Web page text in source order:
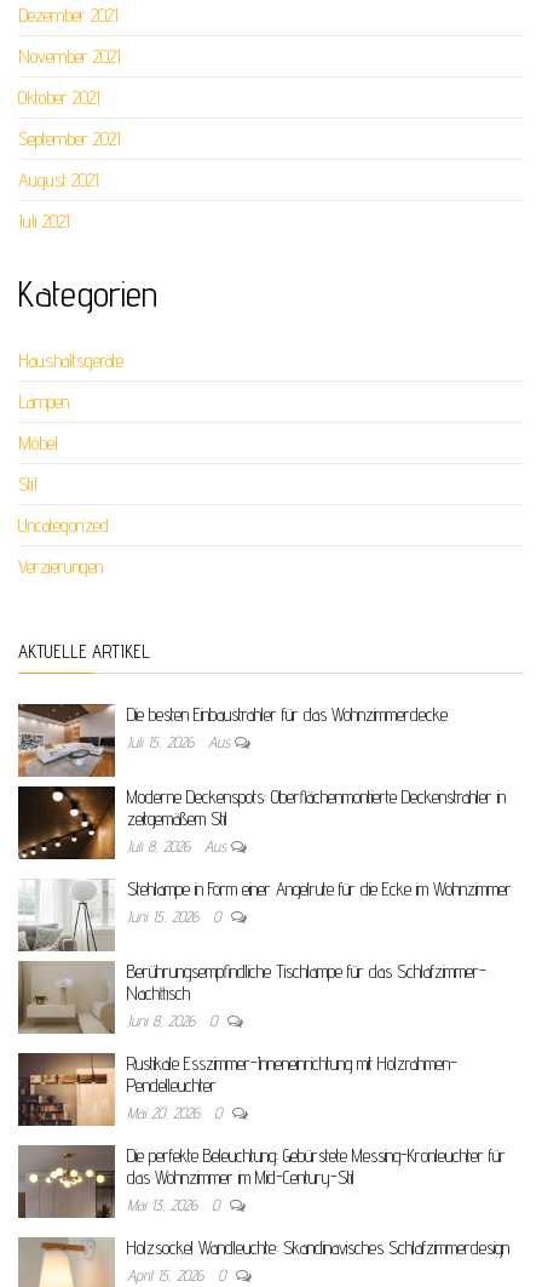
Dezember 2021
November 2021
Oktober 2021
September 2021
August 2021
Juli 2021
Kategorien
Haushaltsgeräte
Lampen
Möbel
Stil
Uncategorized
Verzierungen
AKTUELLE ARTIKEL
Die besten Einbaustrahler für das Wohnzimmerdecke
Juli 15, 2026 Aus
Moderne Deckenspots: Oberflächenmontierte Deckenstrahler in
zeitgemäßem Stil
Juli 8, 2026 Aus
Stehlampe in Form einer Angelrute für die Ecke im Wohnzimmer
Juni 15, 2026 0
Berührungsempfindliche Tischlampe für das Schlafzimmer-
Nachttisch
Juni 8, 2026 0
Rustikale Esszimmer-Inneneinrichtung mit Holzrahmen-
Pendelleuchter
Mai 20, 2026 0
Die perfekte Beleuchtung: Gebürstete Messing-Kronleuchter für
das Wohnzimmer im Mid-Century-Stil
Mai 13, 2026 0
Holzsockel Wandleuchte: Skandinavisches Schlafzimmerdesign
April 15, 2026 0